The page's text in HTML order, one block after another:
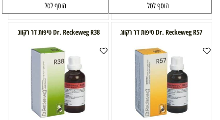
הוסף לסל הוסף לסל
Dr. Reckeweg R57 טיפות דר רקווג Dr. Reckeweg R38 טיפות דר רקווג